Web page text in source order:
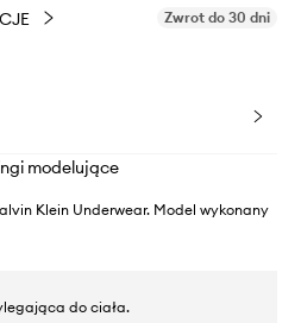
Zwrot do 30 dni
modelujące
Klein Underwear. Model wykonany
do ciała.